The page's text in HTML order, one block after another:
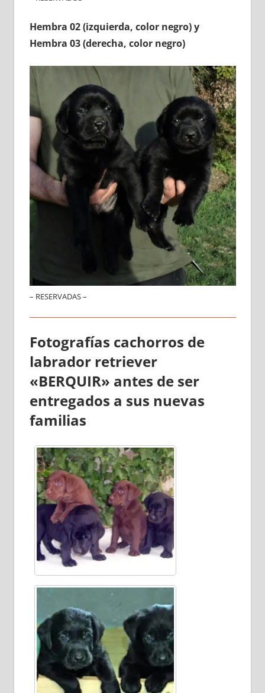
Hembra 02 (izquierda, color negro) y
Hembra 03 (derecha, color negro)
– RESERVADAS –
Fotografías cachorros de
labrador retriever
«BERQUIR» antes de ser
entregados a sus nuevas
familias